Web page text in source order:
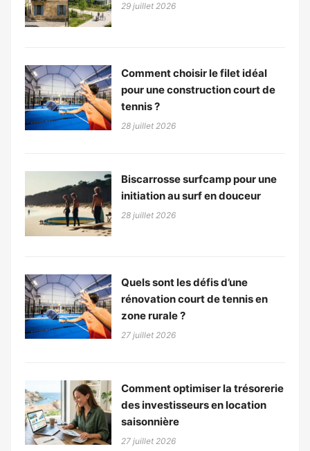
29 juillet 2026
Comment choisir le filet idéal
pour une construction court de
tennis ?
28 juillet 2026
Biscarrosse surfcamp pour une
initiation au surf en douceur
28 juillet 2026
Quels sont les défis d’une
rénovation court de tennis en
zone rurale ?
27 juillet 2026
Comment optimiser la trésorerie
des investisseurs en location
saisonnière
27 juillet 2026